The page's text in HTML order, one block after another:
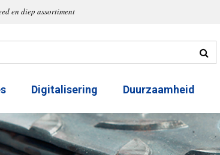
en diep assortiment
Digitalisering Duurzaamheid